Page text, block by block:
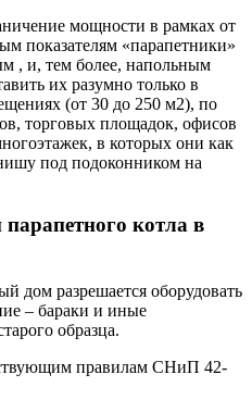
мощности в рамках от
показателям «парапетники»
, и, тем более, напольным
их разумно только в
(от 30 до 250 м2), по
торговых площадок, офисов
в которых они как
под подоконником на
котла в
дом разрешается оборудовать
– бараки и иные
образца.
правилам СНиП 42-